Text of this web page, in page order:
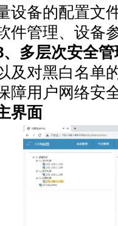
设备的配置文
件管理、设备
、多层次安全
及对黑白名单
障用户网络安
界面